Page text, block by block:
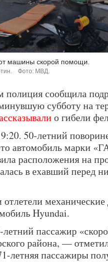
машины скорой помощи.
Фото: МВД.
полиция сообщила
субботу на
о гибели
50-летний
автомобиль марки
расположения на
в ехавший перед
Hyundai.
летний пассажир
района, —
летняя пассажиры